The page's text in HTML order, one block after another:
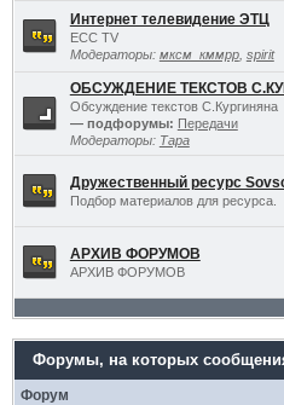
Интернет телевидение ЭТЦ
ECC TV
Модераторы: мксм_кммрр, spirit
ОБСУЖДЕНИЕ ТЕКСТОВ
Обсуждение текстов С.Кургиняна
— подфорумы: Передачи
Модераторы: Тара
Дружественный ресурс
Подбор материалов для ресурса.
АРХИВ ФОРУМОВ
АРХИВ ФОРУМОВ
Форумы, на которых
Форум